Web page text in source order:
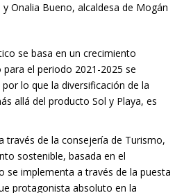
Onalia Bueno, alcaldesa de Mogán
se basa en un crecimiento
el periodo 2021-2025 se
lo que la diversificación de la
allá del producto Sol y Playa, es
través de la consejería de Turismo,
sostenible, basada en el
se implementa a través de la puesta
protagonista absoluto en la